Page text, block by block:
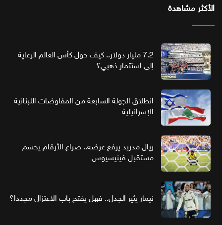
الأكثر مشاهدة
7.2 مليار دولار.. كيف حول كأس العالم الرعاية
إلى استثمار ذهبي؟
انطلاق الجولة السابعة من المفاوضات اللبنانية
الإسرائيلية
ريال مدريد يرفع عرضه.. صراع الأرقام يحسم
مستقبل فينيسيوس
نيمار يثير الجدل.. فهل يفتح باب الاعتزال مجددا؟